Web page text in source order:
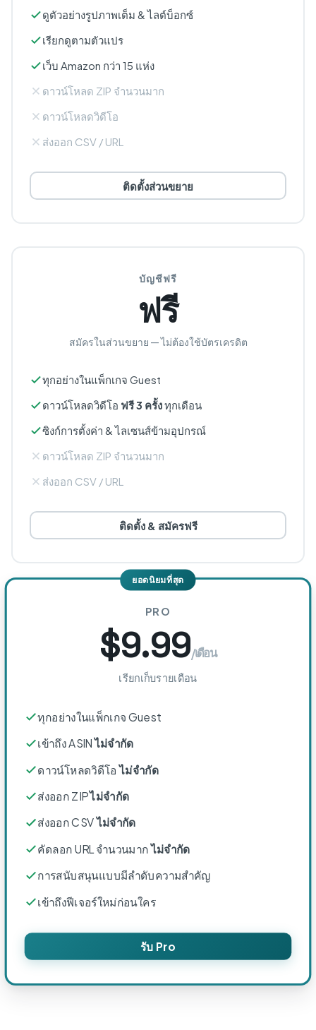
ดูตัวอย่างรูปภาพเต็ม & ไลต์บ็อกซ์
เรียกดูตามตัวแปร
เว็บ Amazon กว่า 15 แห่ง
ดาวน์โหลด ZIP จำนวนมาก
ดาวน์โหลดวิดีโอ
ส่งออก CSV / URL
ติดตั้งส่วนขยาย
บัญชีฟรี
ฟรี
สมัครในส่วนขยาย — ไม่ต้องใช้บัตรเครดิต
ทุกอย่างในแพ็กเกจ Guest
ดาวน์โหลดวิดีโอ ฟรี 3 ครั้งทุกเดือน
ซิงก์การตั้งค่า & ไลเซนส์ข้ามอุปกรณ์
ดาวน์โหลด ZIP จำนวนมาก
ส่งออก CSV / URL
ติดตั้ง & สมัครฟรี
ยอดนิยมที่สุด
PRO
$9.99/เดือน
เรียกเก็บรายเดือน
ทุกอย่างในแพ็กเกจ Guest
เข้าถึง ASINไม่จำกัด
ดาวน์โหลดวิดีโอไม่จำกัด
ส่งออก ZIPไม่จำกัด
ส่งออก CSVไม่จำกัด
คัดลอก URL จำนวนมากไม่จำกัด
การสนับสนุนแบบมีลำดับความสำคัญ
เข้าถึงฟีเจอร์ใหม่ก่อนใคร
รับ Pro